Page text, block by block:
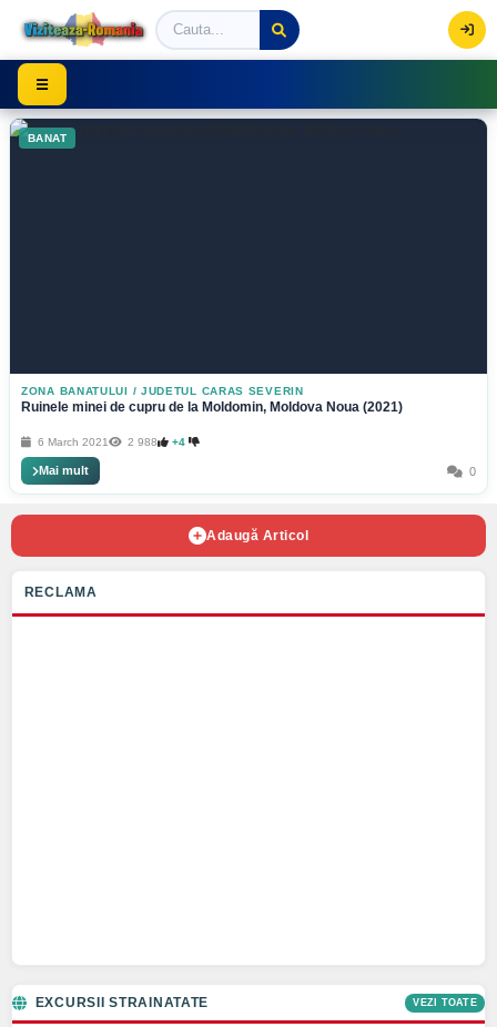
Viziteaza Romania | Obiective Turistice | Trasee
☰
BANAT
ZONA BANATULUI / JUDETUL CARAS SEVERIN
Ruinele minei de cupru de la Moldomin, Moldova Noua (2021)
6 March 2021 2 988 +4
Mai mult 0
Adaugă Articol
RECLAMA
EXCURSII STRAINATATE VEZI TOATE